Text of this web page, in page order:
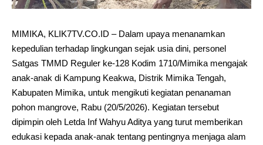
MIMIKA, KLIK7TV.CO.ID – Dalam upaya menanamkan
kepedulian terhadap lingkungan sejak usia dini, personel
Satgas TMMD Reguler ke-128 Kodim 1710/Mimika mengajak
anak-anak di Kampung Keakwa, Distrik Mimika Tengah,
Kabupaten Mimika, untuk mengikuti kegiatan penanaman
pohon mangrove, Rabu (20/5/2026). Kegiatan tersebut
dipimpin oleh Letda Inf Wahyu Aditya yang turut memberikan
edukasi kepada anak-anak tentang pentingnya menjaga alam